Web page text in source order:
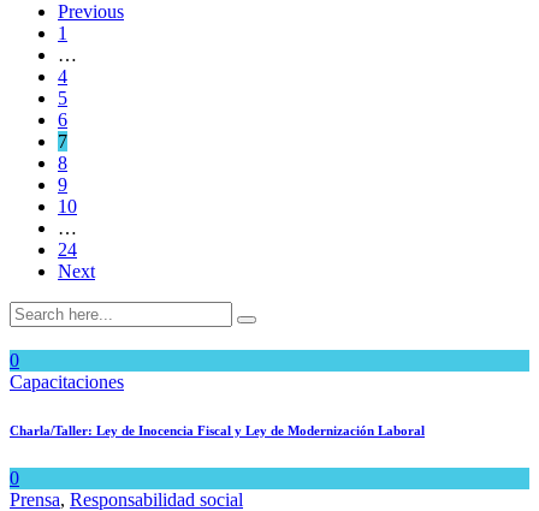
Previous
1
…
4
5
6
7
8
9
10
…
24
Next
0
Capacitaciones
Charla/Taller: Ley de Inocencia Fiscal y Ley de Modernización Laboral
0
Prensa, Responsabilidad social